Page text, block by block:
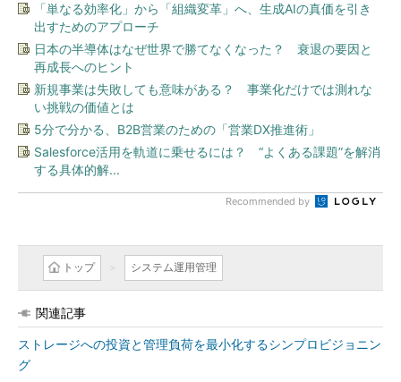
「単なる効率化」から「組織変革」へ、生成AIの真価を引き
出すためのアプローチ
日本の半導体はなぜ世界で勝てなくなった？ 衰退の要因と
再成長へのヒント
新規事業は失敗しても意味がある？ 事業化だけでは測れな
い挑戦の価値とは
5分で分かる、B2B営業のための「営業DX推進術」
Salesforce活用を軌道に乗せるには？ “よくある課題”を解消
する具体的解...
Recommended by
トップ システム運用管理
関連記事
ストレージへの投資と管理負荷を最小化するシンプロビジョニン
グ